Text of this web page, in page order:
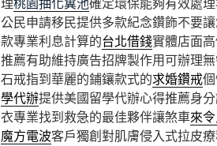
公民申請移民提供多款紀念鑽飾不要
款專業利息計算的台北借錢實體店面
推薦有助維持廣告招牌製作用可辦理
石戒指到華麗的鋪鑲款式的求婚鑽戒
學代辦提供美國留學代辦心得推薦身
衣專業找到救急的最佳夥伴讓煞車來
魔方電波客戶獨創對肌膚侵入式拉皮療